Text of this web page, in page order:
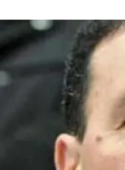
AMBIENTE
SOCIETÀ
CULTURA
ECONOMIA E
EVENTI